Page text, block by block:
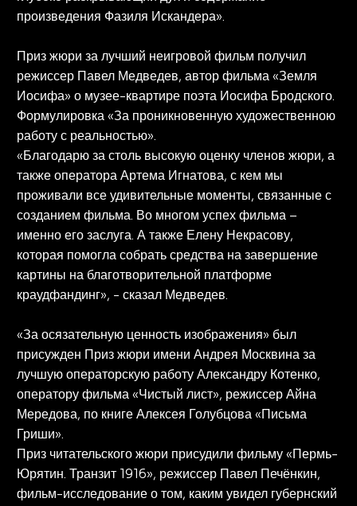
произведения Фазиля Искандера».
Приз жюри за лучший неигровой фильм получил
режиссер Павел Медведев, автор фильма «Земля
Иосифа» о музее-квартире поэта Иосифа Бродского.
Формулировка «За проникновенную художественною
работу с реальностью».
«Благодарю за столь высокую оценку членов жюри, а
также оператора Артема Игнатова, с кем мы
проживали все удивительные моменты, связанные с
созданием фильма. Во многом успех фильма –
именно его заслуга. А также Елену Некрасову,
которая помогла собрать средства на завершение
картины на благотворительной платформе
краудфандинг», - сказал Медведев.
«За осязательную ценность изображения» был
присужден Приз жюри имени Андрея Москвина за
лучшую операторскую работу Александру Котенко,
оператору фильма «Чистый лист», режиссер Айна
Мередова, по книге Алексея Голубцова «Письма
Гриши».
Приз читательского жюри присудили фильму «Пермь-
Юрятин. Транзит 1916», режиссер Павел Печёнкин,
фильм-исследование о том, каким увидел губернский